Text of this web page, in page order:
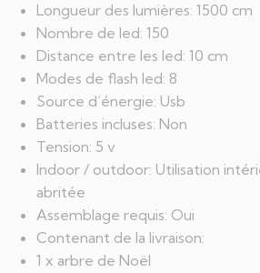
Longueur des lumières: 1500 cm
Nombre de led: 150
Distance entre les led: 10 cm
Modes de flash led: 8
Source d’énergie: Usb
Batteries incluses: Non
Tension: 5 v
Indoor / outdoor: Utilisation
abritée
Assemblage requis: Oui
Contenant de la livraison:
1 x arbre de Noël